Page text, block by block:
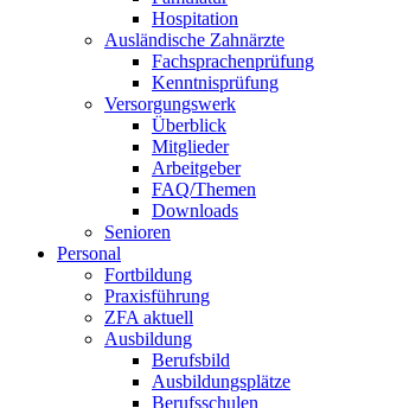
Hospitation
Ausländische Zahnärzte
Fachsprachenprüfung
Kenntnisprüfung
Versorgungswerk
Überblick
Mitglieder
Arbeitgeber
FAQ/Themen
Downloads
Senioren
Personal
Fortbildung
Praxisführung
ZFA aktuell
Ausbildung
Berufsbild
Ausbildungsplätze
Berufsschulen